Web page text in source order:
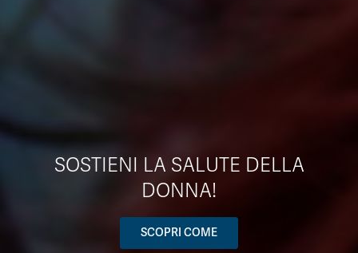
SOSTIENI LA SALUTE DELLA
DONNA!
SCOPRI COME